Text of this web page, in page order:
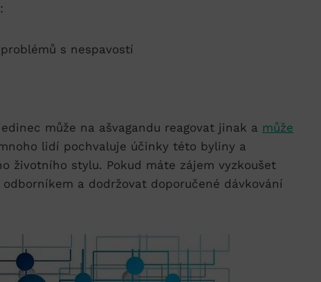
s nespavostí
může na ašvagandu reagovat jinak a
může
lidí pochvaluje účinky této ‍byliny a
životního ⁤stylu. Pokud máte ‌zájem vyzkoušet
a dodržovat doporučené​ dávkování